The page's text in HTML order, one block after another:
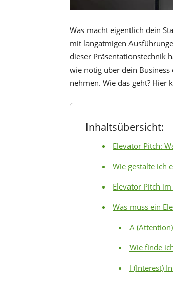
Was macht eigentlich dein
mit langatmigen
dieser Präsentationstechnik
wie nötig über dein Business
nehmen. Wie das geht? Hier
Inhaltsübersicht:
Elevator Pitch:
Wie gestalte ich
Elevator Pitch
Was muss ein
A
Wie finde
I (Interest)